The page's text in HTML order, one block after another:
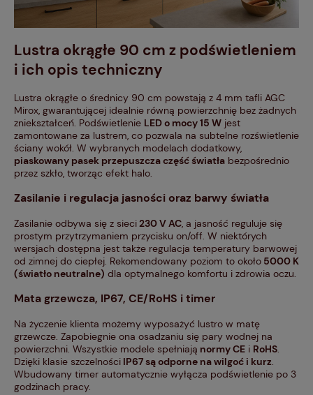
Lustra okrągłe 90 cm z podświetleniem
i ich opis techniczny
Lustra okrągłe o średnicy 90 cm powstają z 4 mm tafli AGC
Mirox, gwarantującej idealnie równą powierzchnię bez żadnych
zniekształceń. Podświetlenie LED o mocy 15 W jest
zamontowane za lustrem, co pozwala na subtelne rozświetlenie
ściany wokół. W wybranych modelach dodatkowy,
piaskowany pasek przepuszcza część światła bezpośrednio
przez szkło, tworząc efekt halo.
Zasilanie i regulacja jasności oraz barwy światła
Zasilanie odbywa się z sieci230 V AC, a jasność reguluje się
prostym przytrzymaniem przycisku on/off. W niektórych
wersjach dostępna jest także regulacja temperatury barwowej
od zimnej do ciepłej. Rekomendowany poziom to około 5000 K
(światło neutralne) dla optymalnego komfortu i zdrowia oczu.
Mata grzewcza, IP67, CE/RoHS i timer
Na życzenie klienta możemy wyposażyć lustro w matę
grzewcze. Zapobiegnie ona osadzaniu się pary wodnej na
powierzchni. Wszystkie modele spełniają normy CE i RoHS
Dzięki klasie szczelności IP67 są odporne na wilgoć i kurz
Wbudowany timer automatycznie wyłącza podświetlenie po 3
godzinach pracy.